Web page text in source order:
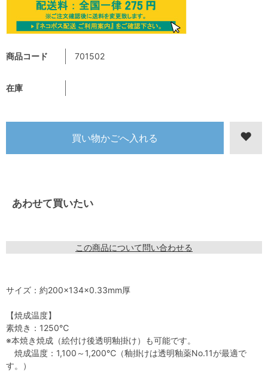
商品コード 701502
在庫
あわせて買いたい
この商品について問い合わせる
サイズ：約200×134×0.33mm厚
【焼成温度】
素焼き：1250℃
※本焼き焼成（絵付け後透明釉掛け）も可能です。
焼成温度：1,100～1,200℃（釉掛けは透明釉薬No.11が最適で
す。）